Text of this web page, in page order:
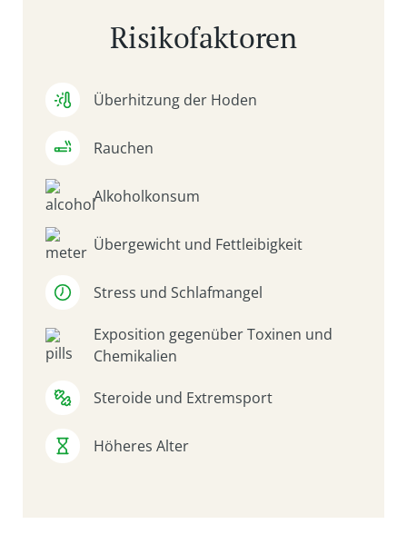
Risikofaktoren
Überhitzung der Hoden
Rauchen
Alkoholkonsum
Übergewicht und Fettleibigkeit
Stress und Schlafmangel
Exposition gegenüber Toxinen und
Chemikalien
Steroide und Extremsport
Höheres Alter